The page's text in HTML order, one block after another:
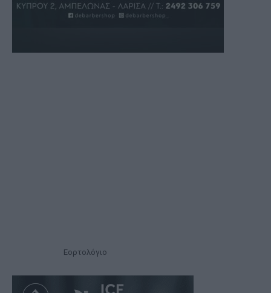
Εορτολόγιο